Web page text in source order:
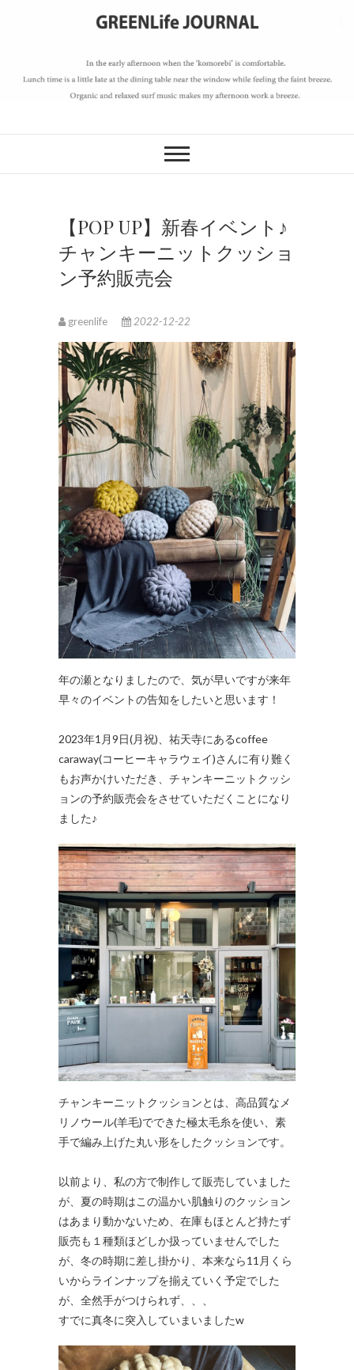
GREENLife
JOURNAL
【POP UP】新春イベント♪
チャンキーニットクッショ
ン予約販売会
greenlife 2022-12-22
年の瀬となりましたので、気が早いですが来年
早々のイベントの告知をしたいと思います！
2023年1月9日(月祝)、祐天寺にあるcoffee
caraway(コーヒーキャラウェイ)さんに有り難く
もお声かけいただき、チャンキーニットクッシ
ョンの予約販売会をさせていただくことになり
ました♪
チャンキーニットクッションとは、高品質なメ
リノウール(羊毛)でできた極太毛糸を使い、素
手で編み上げた丸い形をしたクッションです。
以前より、私の方で制作して販売していました
が、夏の時期はこの温かい肌触りのクッション
はあまり動かないため、在庫もほとんど持たず
販売も１種類ほどしか扱っていませんでした
が、冬の時期に差し掛かり、本来なら11月くら
いからラインナップを揃えていく予定でした
が、全然手がつけられず、、、
すでに真冬に突入していまいましたw